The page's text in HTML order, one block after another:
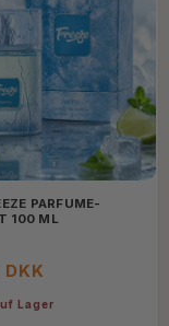
PARFUME-
100 ML
Lager